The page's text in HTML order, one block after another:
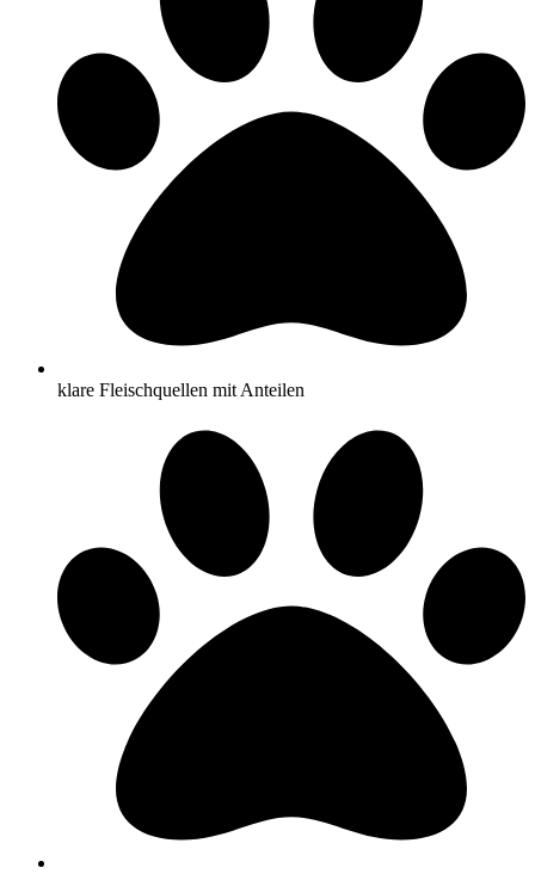
klare Fleischquellen mit Anteilen